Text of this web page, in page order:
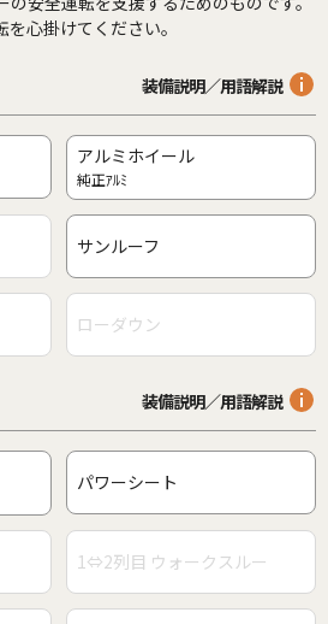
心掛けてください。
装備説明／用語解説
アルミホイール
純正ｱﾙﾐ
サンルーフ
ローダウン
装備説明／用語解説
パワーシート
1⇔2列目 ウォークスルー